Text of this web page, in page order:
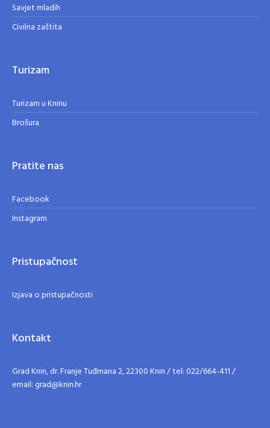
Savjet mladih
Civilna zaštita
Turizam
Turizam u Kninu
Brošura
Pratite nas
Facebook
Instagram
Pristupačnost
Izjava o pristupačnosti
Kontakt
Grad Knin, dr. Franje Tuđmana 2, 22300 Knin / tel: 022/664-411 /
email: grad@knin.hr